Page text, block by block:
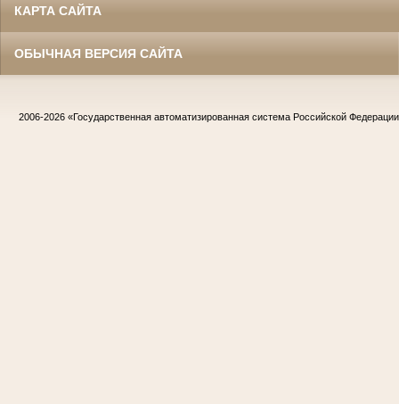
КАРТА САЙТА
ОБЫЧНАЯ ВЕРСИЯ САЙТА
2006-2026 «Государственная автоматизированная система Российской